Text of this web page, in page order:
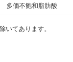
多価不飽和脂肪酸
てあります。